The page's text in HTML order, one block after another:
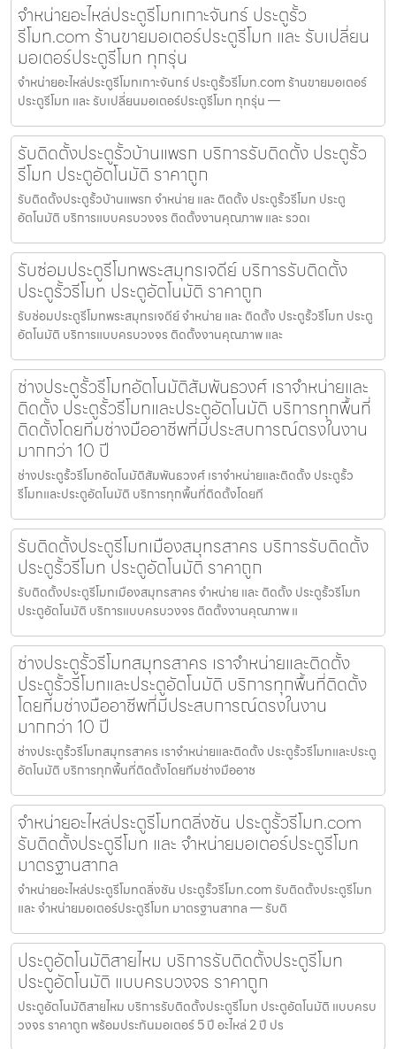
จำหน่ายอะไหล่ประตูรีโมทเกาะจันทร์ ประตูรั้ว
รีโมท.com ร้านขายมอเตอร์ประตูรีโมท และ รับเปลี่ยน
มอเตอร์ประตูรีโมท ทุกรุ่น
จำหน่ายอะไหล่ประตูรีโมทเกาะจันทร์ ประตูรั้วรีโมท.com ร้านขายมอเตอร์
ประตูรีโมท และ รับเปลี่ยนมอเตอร์ประตูรีโมท ทุกรุ่น —
รับติดตั้งประตูรั้วบ้านแพรก บริการรับติดตั้ง ประตูรั้ว
รีโมท ประตูอัตโนมัติ ราคาถูก
รับติดตั้งประตูรั้วบ้านแพรก จำหน่าย และ ติดตั้ง ประตูรั้วรีโมท ประตู
อัตโนมัติ บริการแบบครบวงจร ติดตั้งงานคุณภาพ และ รวดเ
รับซ่อมประตูรีโมทพระสมุทรเจดีย์ บริการรับติดตั้ง
ประตูรั้วรีโมท ประตูอัตโนมัติ ราคาถูก
รับซ่อมประตูรีโมทพระสมุทรเจดีย์ จำหน่าย และ ติดตั้ง ประตูรั้วรีโมท ประตู
อัตโนมัติ บริการแบบครบวงจร ติดตั้งงานคุณภาพ และ
ช่างประตูรั้วรีโมทอัตโนมัติสัมพันธวงศ์ เราจำหน่ายและ
ติดตั้ง ประตูรั้วรีโมทและประตูอัตโนมัติ บริการทุกพื้นที่
ติดตั้งโดยทีมช่างมืออาชีพที่มีประสบการณ์ตรงในงาน
มากกว่า 10 ปี
ช่างประตูรั้วรีโมทอัตโนมัติสัมพันธวงศ์ เราจำหน่ายและติดตั้ง ประตูรั้ว
รีโมทและประตูอัตโนมัติ บริการทุกพื้นที่ติดตั้งโดยที
รับติดตั้งประตูรีโมทเมืองสมุทรสาคร บริการรับติดตั้ง
ประตูรั้วรีโมท ประตูอัตโนมัติ ราคาถูก
รับติดตั้งประตูรีโมทเมืองสมุทรสาคร จำหน่าย และ ติดตั้ง ประตูรั้วรีโมท
ประตูอัตโนมัติ บริการแบบครบวงจร ติดตั้งงานคุณภาพ แ
ช่างประตูรั้วรีโมทสมุทรสาคร เราจำหน่ายและติดตั้ง
ประตูรั้วรีโมทและประตูอัตโนมัติ บริการทุกพื้นที่ติดตั้ง
โดยทีมช่างมืออาชีพที่มีประสบการณ์ตรงในงาน
มากกว่า 10 ปี
ช่างประตูรั้วรีโมทสมุทรสาคร เราจำหน่ายและติดตั้ง ประตูรั้วรีโมทและประตู
อัตโนมัติ บริการทุกพื้นที่ติดตั้งโดยทีมช่างมืออาช
จำหน่ายอะไหล่ประตูรีโมทตลิ่งชัน ประตูรั้วรีโมท.com
รับติดตั้งประตูรีโมท และ จำหน่ายมอเตอร์ประตูรีโมท
มาตรฐานสากล
จำหน่ายอะไหล่ประตูรีโมทตลิ่งชัน ประตูรั้วรีโมท.com รับติดตั้งประตูรีโมท
และ จำหน่ายมอเตอร์ประตูรีโมท มาตรฐานสากล — รับติ
ประตูอัตโนมัติสายไหม บริการรับติดตั้งประตูรีโมท
ประตูอัตโนมัติ แบบครบวงจร ราคาถูก
ประตูอัตโนมัติสายไหม บริการรับติดตั้งประตูรีโมท ประตูอัตโนมัติ แบบครบ
วงจร ราคาถูก พร้อมประกันมอเตอร์ 5 ปี อะไหล่ 2 ปี ปร